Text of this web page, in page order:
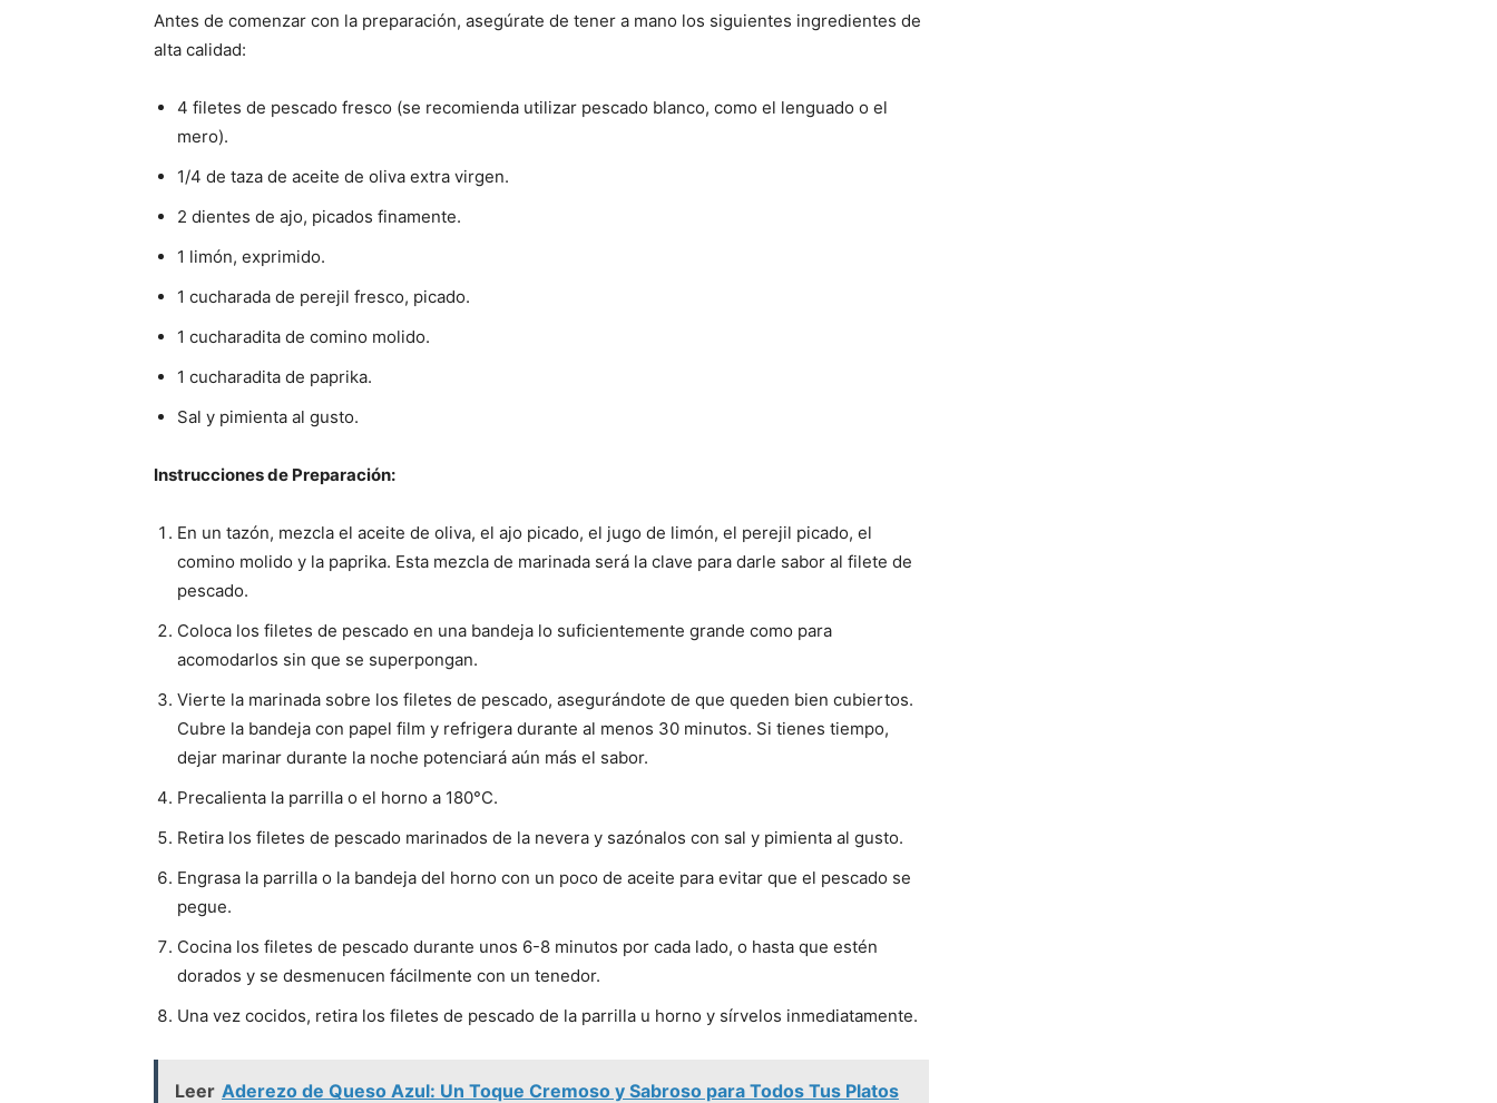
Antes de comenzar con la preparación, asegúrate de tener a mano los siguientes ingredientes de
alta calidad:
4 filetes de pescado fresco (se recomienda utilizar pescado blanco, como el lenguado o el
mero).
1/4 de taza de aceite de oliva extra virgen.
2 dientes de ajo, picados finamente.
1 limón, exprimido.
1 cucharada de perejil fresco, picado.
1 cucharadita de comino molido.
1 cucharadita de paprika.
Sal y pimienta al gusto.
Instrucciones de Preparación:
En un tazón, mezcla el aceite de oliva, el ajo picado, el jugo de limón, el perejil picado, el
comino molido y la paprika. Esta mezcla de marinada será la clave para darle sabor al filete de
pescado.
Coloca los filetes de pescado en una bandeja lo suficientemente grande como para
acomodarlos sin que se superpongan.
Vierte la marinada sobre los filetes de pescado, asegurándote de que queden bien cubiertos.
Cubre la bandeja con papel film y refrigera durante al menos 30 minutos. Si tienes tiempo,
dejar marinar durante la noche potenciará aún más el sabor.
Precalienta la parrilla o el horno a 180°C.
Retira los filetes de pescado marinados de la nevera y sazónalos con sal y pimienta al gusto.
Engrasa la parrilla o la bandeja del horno con un poco de aceite para evitar que el pescado se
pegue.
Cocina los filetes de pescado durante unos 6-8 minutos por cada lado, o hasta que estén
dorados y se desmenucen fácilmente con un tenedor.
Una vez cocidos, retira los filetes de pescado de la parrilla u horno y sírvelos inmediatamente.
Leer Aderezo de Queso Azul: Un Toque Cremoso y Sabroso para Todos Tus Platos